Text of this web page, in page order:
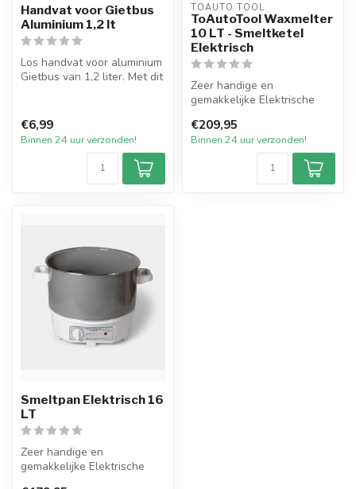
Handvat voor Gietbus
Aluminium 1,2 lt
Los handvat voor aluminium
Gietbus van 1,2 liter. Met dit
€6,99
Binnen 24 uur verzonden!
TOAUTO TOOL
ToAutoTool Waxmelter
10 LT - Smeltketel
Elektrisch
Zeer handige en
gemakkelijke Elektrische
inhoud van 1...
€209,95
Binnen 24 uur verzonden!
Smeltpan Elektrisch 16
LT
Zeer handige en
gemakkelijke Elektrische